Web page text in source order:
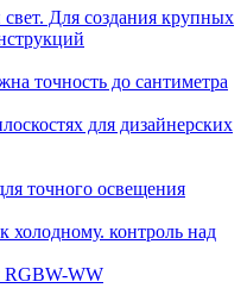
Для создания крупных
точность до сантиметра
для дизайнерских
точного освещения
холодному. контроль над
RGBW-WW